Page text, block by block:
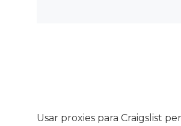
Usar proxies para Craigslist